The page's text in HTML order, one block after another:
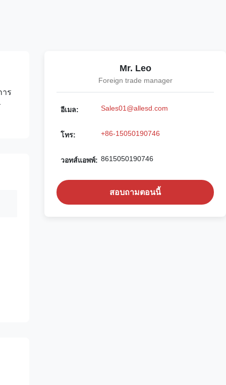
าร
Mr. Leo
Foreign trade manager
อีเมล: Sales01@allesd.com
โทร: +86-15050190746
วอทส์แอพพ์: 8615050190746
สอบถามตอนนี้